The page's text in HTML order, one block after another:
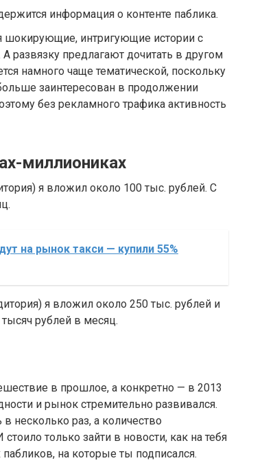
информация о контенте паблика.
шокирующие, интригующие истории с
развязку предлагают дочитать в другом
намного чаще тематической, поскольку
заинтересован в продолжении
без рекламного трафика активность
миллиониках
я вложил около 100 тыс. рублей. С
на рынок такси — купили 55%
я вложил около 250 тыс. рублей и
рублей в месяц.
в прошлое, а конкретно — в 2013
и рынок стремительно развивался.
несколько раз, а количество
только зайти в новости, как на тебя
на которые ты подписался.